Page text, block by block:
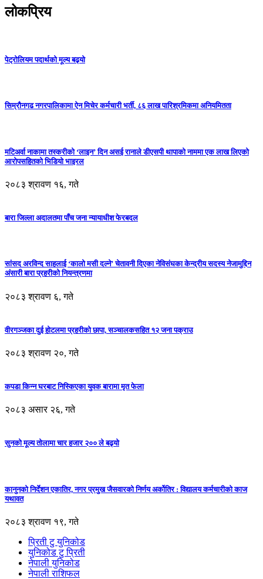
लोकप्रिय
पेट्रोलियम पदार्थको मूल्य बढ्यो
सिम्रौनगढ नगरपालिकामा ऐन मिचेर कर्मचारी भर्ती, ८६ लाख पारिश्रमिकमा अनियमितता
मटिअर्वा नाकामा तस्करीको ‘लाइन’ दिन असई रानाले डीएसपी थापाको नाममा एक लाख लिएको
आरोपसहितको भिडियो भाइरल
२०८३ श्रावण १६, गते
बारा जिल्ला अदालतमा पाँच जना न्यायाधीश फेरबदल
सांसद अरविन्द साहलाई ‘कालो मसी दल्ने’ चेतावनी दिएका नेविसंघका केन्द्रीय सदस्य नेजामुद्दिन
अंसारी बारा प्रहरीको नियन्त्रणमा
२०८३ श्रावण ६, गते
वीरगञ्जका दुई होटलमा प्रहरीको छापा, सञ्चालकसहित १२ जना पक्राउ
२०८३ श्रावण २०, गते
कपडा किन्न घरबाट निस्किएका युवक बारामा मृत फेला
२०८३ असार २६, गते
सुनको मूल्य तोलामा चार हजार २०० ले बढ्यो
कानुनको निर्देशन एकातिर, नगर प्रमुख जैसवारको निर्णय अर्कोतिर : विद्यालय कर्मचारीको काज
यथावत
२०८३ श्रावण १९, गते
प्रिती टु युनिकोड
युनिकोड टु प्रिती
नेपाली युनिकोड
नेपाली राशिफल